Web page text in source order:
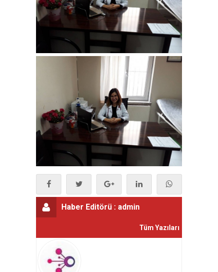
Haber Editörü : admin
Tüm Yazıları